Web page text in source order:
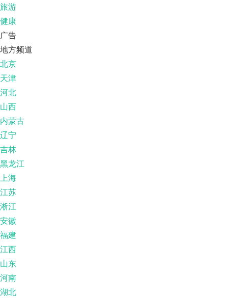
旅游
健康
广告
地方频道
北京
天津
河北
山西
内蒙古
辽宁
吉林
黑龙江
上海
江苏
淅江
安徽
福建
江西
山东
河南
湖北